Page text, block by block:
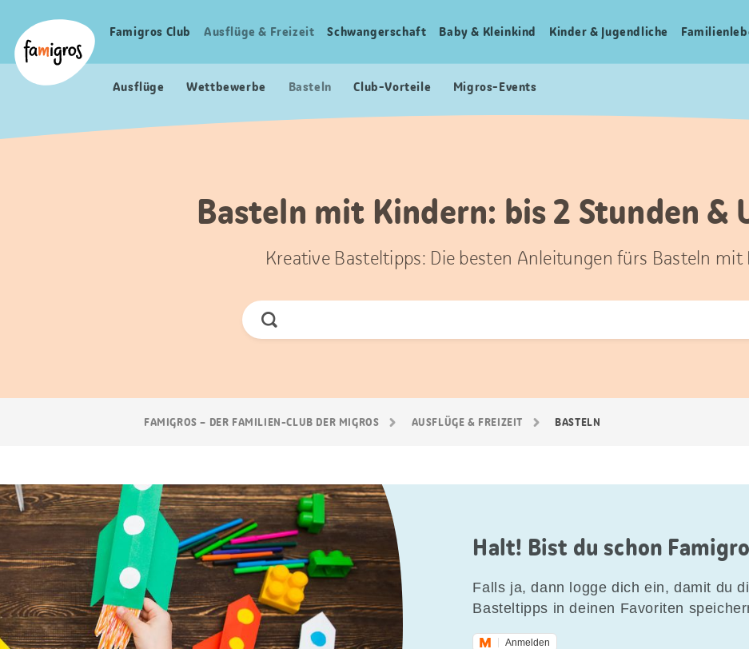
Navigation
Logo
Haupt
Famigros Club Ausflüge & Freizeit Schwangerschaft Baby & Kleinkind Kinder & Jugendliche
Ausflüge Wettbewerbe Basteln Club-Vorteile Migros-Events
Basteln mit Kindern: bis 2 Stunden &
Kreative Basteltipps: Die besten Anleitungen fürs Basteln mit
Jetzt
FAMIGROS – DER FAMILIEN-CLUB DER MIGROS AUSFLÜGE & FREIZEIT BASTELN
Halt! Bist du schon
Falls ja, dann logge dich ein, damit du
Basteltipps in deinen Favoriten
Anmelden